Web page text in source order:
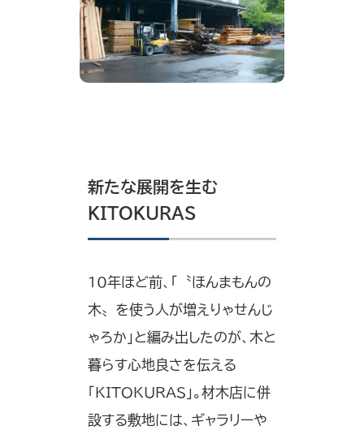
新たな展開を生む
KITOKURAS
10年ほど前、「〝ほんまもんの
木〟を使う人が増えりゃせんじ
ゃろか」と編み出したのが、木と
暮らす心地良さを伝える
「KITOKURAS」。材木店に併
設する敷地には、ギャラリーや